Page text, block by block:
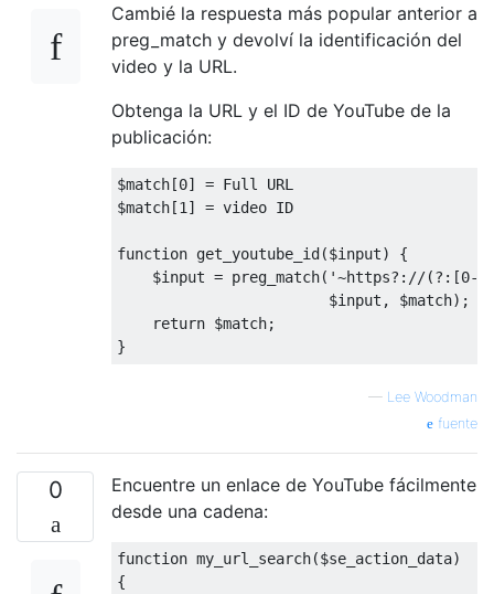
Cambié la respuesta más popular anterior a
preg_match y devolví la identificación del
video y la URL.
Obtenga la URL y el ID de YouTube de la
publicación:
$match[0] = Full
URL
$match[1 ] = video ID
function get_youtube_id($input)
{
    $input
= preg_match( '~https?://(?:[0-
                        $input
, $match);
return $match;
}
— Lee Woodman
fuente
0
Encuentre un enlace de YouTube fácilmente
desde una cadena:
function my_url_search($se_action_data)
{